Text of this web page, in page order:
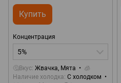
Купить
Концентрация
5%
🤔Вкус Жвачка, Мята
🧊
Наличие холодка С холодком